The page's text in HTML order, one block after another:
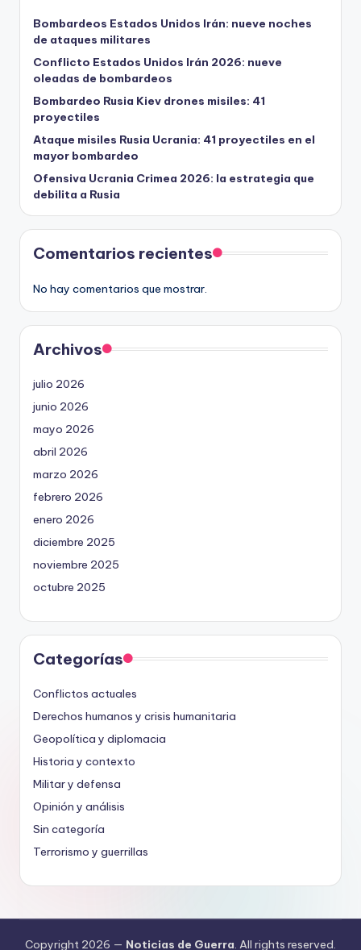
Bombardeos Estados Unidos Irán: nueve noches
de ataques militares
Conflicto Estados Unidos Irán 2026: nueve
oleadas de bombardeos
Bombardeo Rusia Kiev drones misiles: 41
proyectiles
Ataque misiles Rusia Ucrania: 41 proyectiles en el
mayor bombardeo
Ofensiva Ucrania Crimea 2026: la estrategia que
debilita a Rusia
Comentarios recientes
No hay comentarios que mostrar.
Archivos
julio 2026
junio 2026
mayo 2026
abril 2026
marzo 2026
febrero 2026
enero 2026
diciembre 2025
noviembre 2025
octubre 2025
Categorías
Conflictos actuales
Derechos humanos y crisis humanitaria
Geopolítica y diplomacia
Historia y contexto
Militar y defensa
Opinión y análisis
Sin categoría
Terrorismo y guerrillas
Copyright 2026 — Noticias de Guerra. All rights reserved.